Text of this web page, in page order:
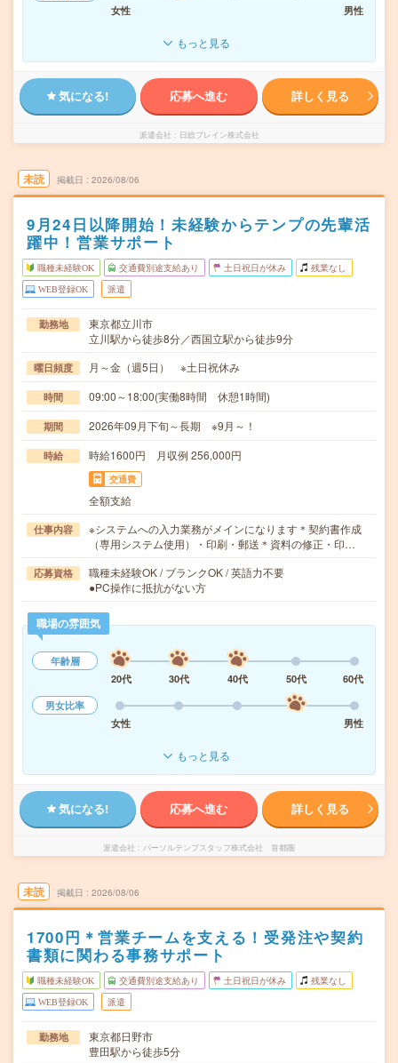
女性
男性
もっと見る
気になる! 応募へ進む 詳しく見る
派遣会社 日総ブレイン株式会社
未読 掲載日 2026/08/06
9月24日以降開始！未経験からテンプの先輩活
躍中！営業サポート
職種未経験OK 交通費別途支給あり 土日祝日が休み 残業なし
WEB登録OK 派遣
勤務地
東京都立川市
立川駅から徒歩8分／西国立駅から徒歩9分
曜日頻度 月～金（週5日） ※土日祝休み
時間 09:00～18:00(実働8時間 休憩1時間)
期間 2026年09月下旬～長期 ※9月～！
時給 時給1600円 月収例 256,000円
交通費
全額支給
仕事内容
※システムへの入力業務がメインになります＊契約書作成
（専用システム使用）・印刷・郵送＊資料の修正・印…
応募資格
職種未経験OK / ブランクOK / 英語力不要
●PC操作に抵抗がない方
職場の雰囲気
年齢層
20代
30代 40代 50代
60代
男女比率
女性
男性
もっと見る
気になる! 応募へ進む 詳しく見る
派遣会社 パーソルテンプスタッフ株式会社 首都圏
未読 掲載日 2026/08/06
1700円＊営業チームを支える！受発注や契約
書類に関わる事務サポート
職種未経験OK 交通費別途支給あり 土日祝日が休み 残業なし
WEB登録OK 派遣
勤務地
東京都日野市
豊田駅から徒歩5分